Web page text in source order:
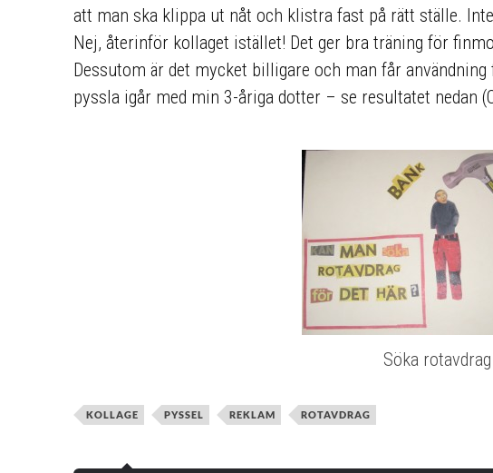
att man ska klippa ut nåt och klistra fast på rätt ställe.
Nej, återinför kollaget istället! Det ger bra träning för
Dessutom är det mycket billigare och man får
pyssla igår med min 3-åriga dotter – se resultatet nedan
Söka rotavdrag
KOLLAGE PYSSEL REKLAM ROTAVDRAG